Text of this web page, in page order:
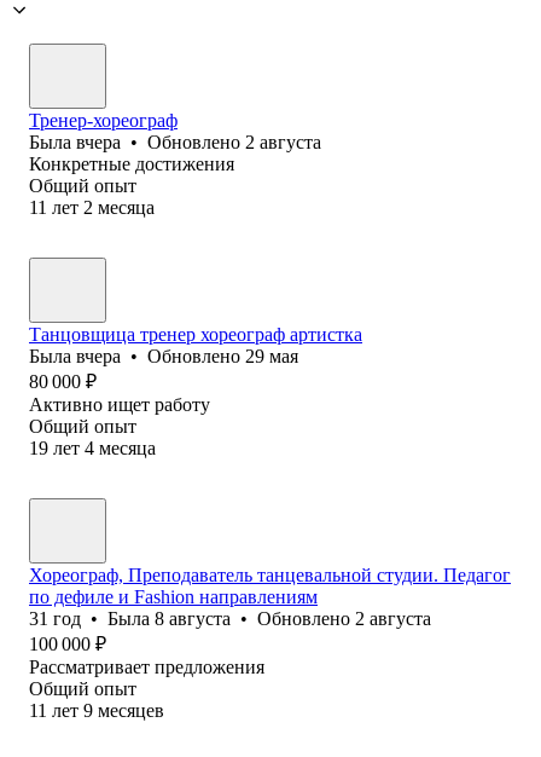
Тренер-хореограф
Была вчера • Обновлено 2 августа
Конкретные достижения
Общий опыт
11 лет 2 месяца
Танцовщица тренер хореограф артистка
Была вчера • Обновлено 29 мая
80 000 ₽
Активно ищет работу
Общий опыт
19 лет 4 месяца
Хореограф, Преподаватель танцевальной студии. Педагог
по дефиле и Fashion направлениям
31 год • Была 8 августа • Обновлено 2 августа
100 000 ₽
Рассматривает предложения
Общий опыт
11 лет 9 месяцев